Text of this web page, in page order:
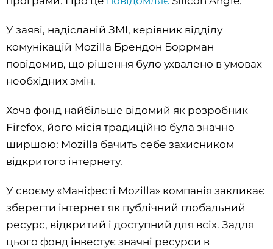
У заяві, надісланій ЗМІ, керівник відділу
комунікацій Mozilla Брендон Боррман
повідомив, що рішення було ухвалено в умовах
необхідних змін.
Хоча фонд найбільше відомий як розробник
Firefox, його місія традиційно була значно
ширшою: Mozilla бачить себе захисником
відкритого інтернету.
У своєму «Маніфесті Mozilla» компанія закликає
зберегти інтернет як публічний глобальний
ресурс, відкритий і доступний для всіх. Задля
цього фонд інвестує значні ресурси в